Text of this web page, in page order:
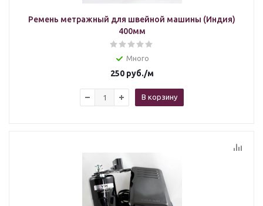
Ремень метражный для швейной машины (Индия)
400мм
Много
250руб./м
В корзину